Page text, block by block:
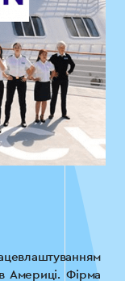
Америці. Фірма